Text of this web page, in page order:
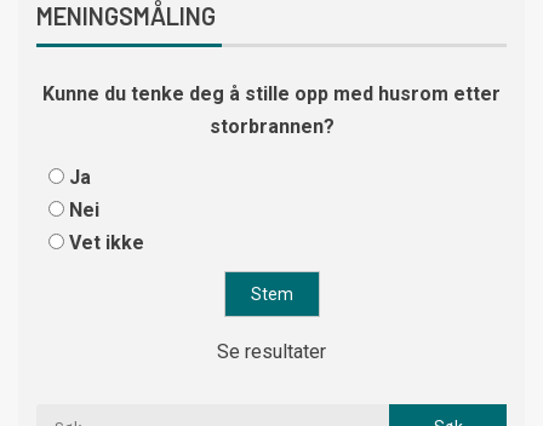
MENINGSMÅLING
Kunne du tenke deg å stille opp med husrom etter
storbrannen?
Ja
Nei
Vet ikke
Se resultater